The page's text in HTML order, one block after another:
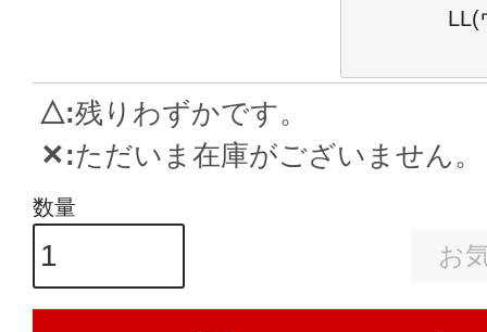
LL(
△ 残りわずかです。
✕ ただいま在庫がございません。
お